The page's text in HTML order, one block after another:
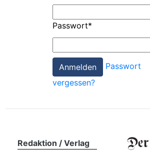
Paper
Passwort*
Passwort
vergessen?
Redaktion / Verlag